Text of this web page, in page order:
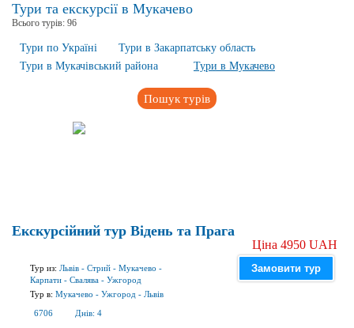
Тури та екскурсії в Мукачево
Всього турів: 96
Тури по Україні
Тури в Закарпатську область
Тури в Мукачівський района
Тури в Мукачево
Пошук турів
Екскурсійний тур Відень та Прага
Тур из: Львів - Стрий - Мукачево -
Карпати - Свалява - Ужгород
Тур в: Мукачево - Ужгород - Львів
6706
Днів: 4
Ціна 4950 UAH
Замовити тур